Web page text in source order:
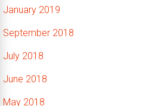
January 2019
September 2018
July 2018
June 2018
May 2018